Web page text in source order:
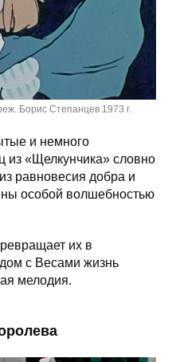
Борис Степанцев 1973 г.
и немного
из «Щелкунчика» словно
равновесия добра и
особой волшебностью
их в
с Весами жизнь
мелодия.